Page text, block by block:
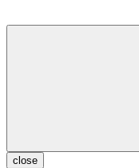
close